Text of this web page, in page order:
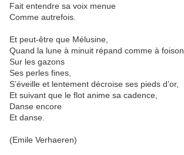
Fait entendre sa voix menue
Comme autrefois.
Et peut-être que Mélusine,
Quand la lune à minuit répand comme à foison
Sur les gazons
Ses perles fines,
S’éveille et lentement décroise ses pieds d’or,
Et suivant que le flot anime sa cadence,
Danse encore
Et danse.
(Emile Verhaeren)